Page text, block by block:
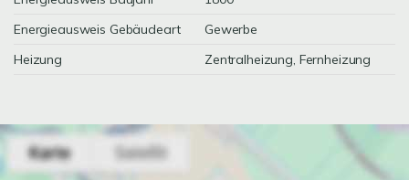
Energieausweis Gebäudeart
Gewerbe
Heizung
Zentralheizung, Fernheizung